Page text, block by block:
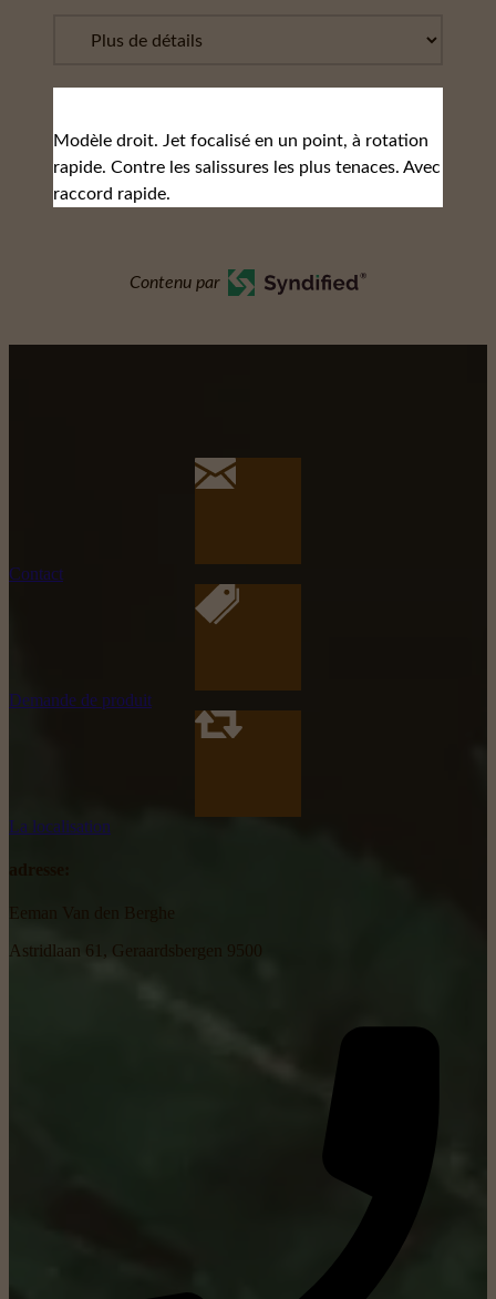
Modèle droit. Jet focalisé en un point, à rotation
rapide. Contre les salissures les plus tenaces. Avec
raccord rapide.
Contenu par
Contact
Demande de produit
La localisation
Astridlaan 61, Geraardsbergen 9500